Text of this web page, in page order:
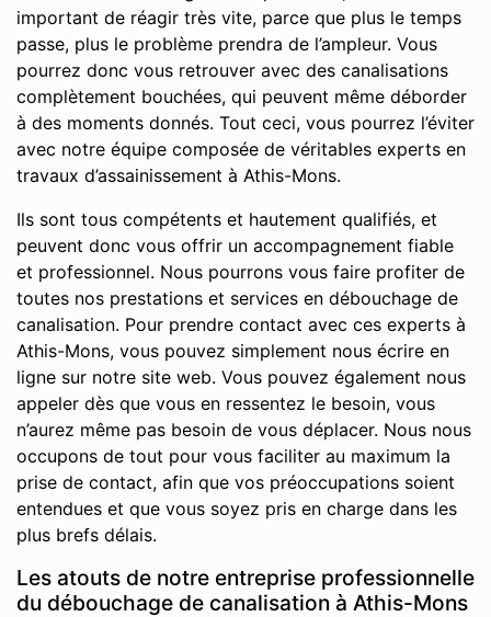
important de réagir très vite, parce que plus le temps
passe, plus le problème prendra de l’ampleur. Vous
pourrez donc vous retrouver avec des canalisations
complètement bouchées, qui peuvent même déborder
à des moments donnés. Tout ceci, vous pourrez l’éviter
avec notre équipe composée de véritables experts en
travaux d’assainissement à Athis-Mons.
Ils sont tous compétents et hautement qualifiés, et
peuvent donc vous offrir un accompagnement fiable
et professionnel. Nous pourrons vous faire profiter de
toutes nos prestations et services en débouchage de
canalisation. Pour prendre contact avec ces experts à
Athis-Mons, vous pouvez simplement nous écrire en
ligne sur notre site web. Vous pouvez également nous
appeler dès que vous en ressentez le besoin, vous
n’aurez même pas besoin de vous déplacer. Nous nous
occupons de tout pour vous faciliter au maximum la
prise de contact, afin que vos préoccupations soient
entendues et que vous soyez pris en charge dans les
plus brefs délais.
Les atouts de notre entreprise professionnelle
du débouchage de canalisation à Athis-Mons